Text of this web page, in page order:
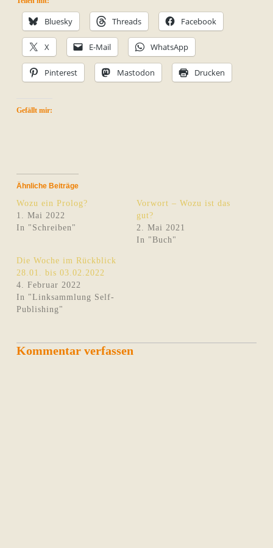
Bluesky Threads Facebook
X E-Mail WhatsApp
Pinterest Mastodon Drucken
Gefällt mir:
Ähnliche Beiträge
Wozu ein Prolog?
1. Mai 2022
In "Schreiben"
Vorwort – Wozu ist das
gut?
2. Mai 2021
In "Buch"
Die Woche im Rückblick
28.01. bis 03.02.2022
4. Februar 2022
In "Linksammlung Self-
Publishing"
Kommentar verfassen